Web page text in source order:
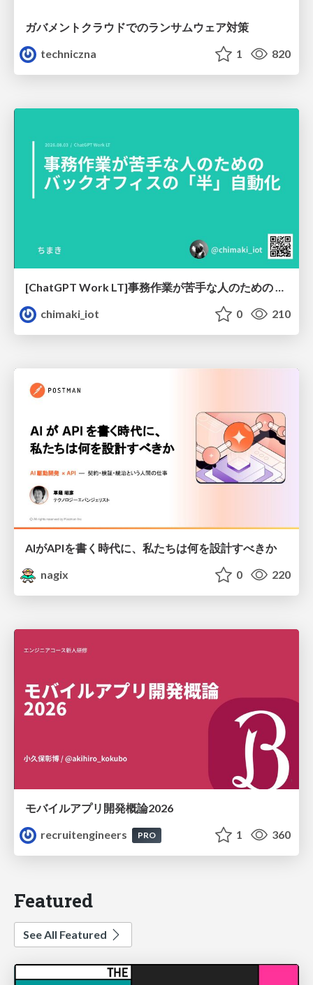
ガバメントクラウドでのランサムウェア対策
techniczna
1 820
[ChatGPT Work LT]事務作業が苦手な人のための バックオフィスの「半」自動化
chimaki_iot
0 210
AIがAPIを書く時代に、私たちは何を設計すべきか
nagix
0 220
モバイルアプリ開発概論2026
recruitengineers
PRO 1 360
Featured
See All Featured